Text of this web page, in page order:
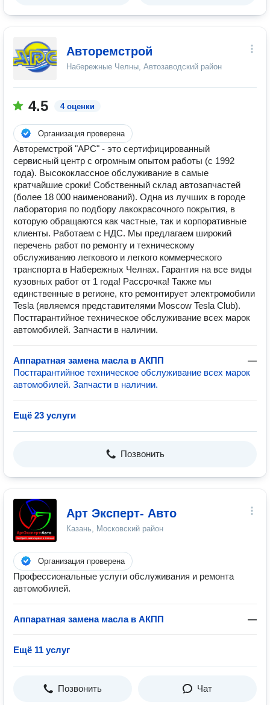
Авторемстрой
Набережные Челны, Автозаводский район
4.5 4 оценки
Организация проверена
Авторемстрой "АРС" - это сертифицированный
сервисный центр с огромным опытом работы (с 1992
года). Высококлассное обслуживание в самые
кратчайшие сроки! Собственный склад автозапчастей
(более 18 000 наименований). Одна из лучших в городе
лаборатория по подбору лакокрасочного покрытия, в
которую обращаются как частные, так и корпоративные
клиенты. Работаем с НДС. Мы предлагаем широкий
перечень работ по ремонту и техническому
обслуживанию легкового и легкого коммерческого
транспорта в Набережных Челнах. Гарантия на все виды
кузовных работ от 1 года! Рассрочка! Также мы
единственные в регионе, кто ремонтирует электромобили
Tesla (являемся представителями Moscow Tesla Club).
Постгарантийное техническое обслуживание всех марок
автомобилей. Запчасти в наличии.
Аппаратная замена масла в АКПП
—
Постгарантийное техническое обслуживание всех марок
автомобилей. Запчасти в наличии.
Ещё 23 услуги
Позвонить
Арт Эксперт- Авто
Казань, Московский район
Организация проверена
Профессиональные услуги обслуживания и ремонта
автомобилей.
Аппаратная замена масла в АКПП —
Ещё 11 услуг
Позвонить Чат